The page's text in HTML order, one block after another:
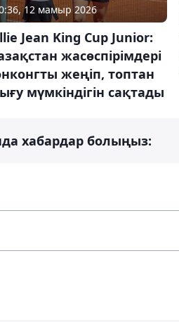
12 мамыр 2026
Jean King Cup Junior:
жасөспірімдері
жеңіп, топтан
мүмкіндігін сақтады
хабардар болыңыз: